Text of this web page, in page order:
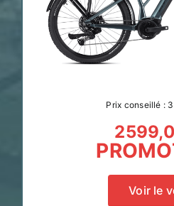
Prix conseillé :
Voir le